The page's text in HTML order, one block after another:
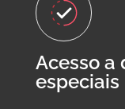
Acesso a
especiais